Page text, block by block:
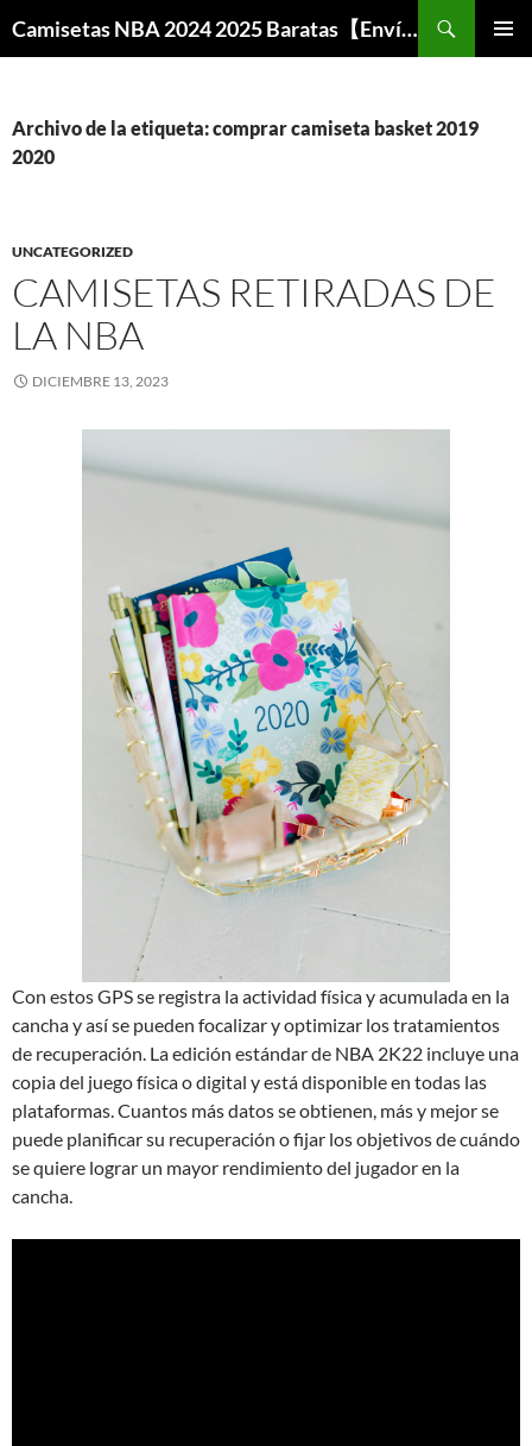
Camisetas NBA 2024 2025 Baratas【Envío Gratis】
Archivo de la etiqueta: comprar camiseta basket 2019
2020
UNCATEGORIZED
CAMISETAS RETIRADAS DE
LA NBA
DICIEMBRE 13, 2023
Con estos GPS se registra la actividad física y acumulada en la
cancha y así se pueden focalizar y optimizar los tratamientos
de recuperación. La edición estándar de NBA 2K22 incluye una
copia del juego física o digital y está disponible en todas las
plataformas. Cuantos más datos se obtienen, más y mejor se
puede planificar su recuperación o fijar los objetivos de cuándo
se quiere lograr un mayor rendimiento del jugador en la
cancha.